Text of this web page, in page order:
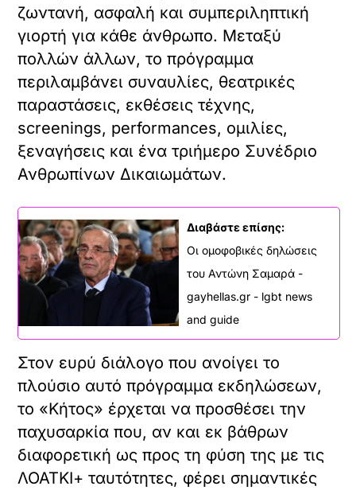
ζωντανή, ασφαλή και συμπεριληπτική
γιορτή για κάθε άνθρωπο. Μεταξύ
πολλών άλλων, το πρόγραμμα
περιλαμβάνει συναυλίες, θεατρικές
παραστάσεις, εκθέσεις τέχνης,
screenings, performances, ομιλίες,
ξεναγήσεις και ένα τριήμερο Συνέδριο
Ανθρωπίνων Δικαιωμάτων.
Διαβάστε επίσης:
Οι ομοφοβικές δηλώσεις
του Αντώνη Σαμαρά -
gayhellas.gr - lgbt news
and guide
Στον ευρύ διάλογο που ανοίγει το
πλούσιο αυτό πρόγραμμα εκδηλώσεων,
το «Κήτος» έρχεται να προσθέσει την
παχυσαρκία που, αν και εκ βάθρων
διαφορετική ως προς τη φύση της με τις
ΛΟΑΤΚΙ+ ταυτότητες, φέρει σημαντικές